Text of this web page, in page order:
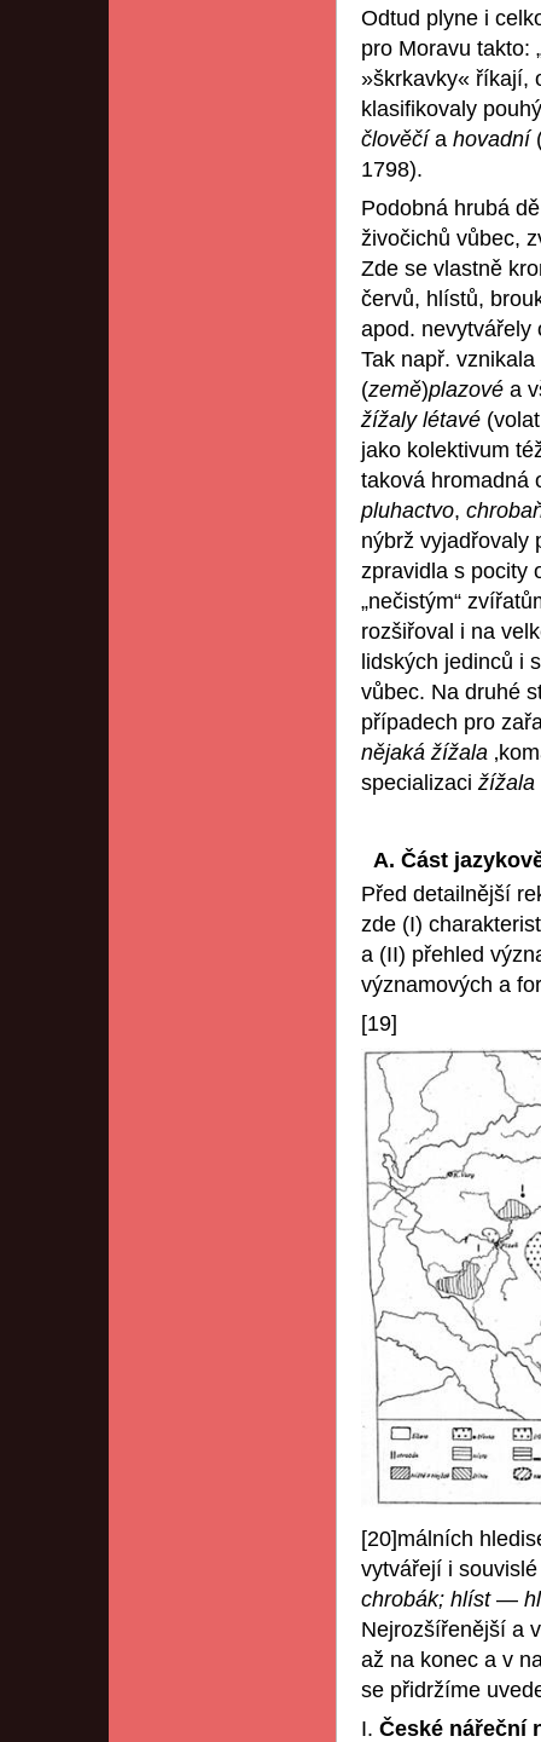
Odtud plyne i
pro Moravu takto:
»škrkavky« říkají,
klasifikovaly
člověčí a hovadní
1798).
Podobná hrubá
živočichů vůbec,
Zde se vlastně
červů, hlístů,
apod. nevytvářely
Tak např.
(země)plazové a
žížaly létavé
jako kolektivum
taková hromadná
pluhactvo,
nýbrž vyjadřovaly
zpravidla s pocity
„nečistým“
rozšiřoval i na
lidských jedinců i
vůbec. Na druhé
případech pro
nějaká žížala
specializacižížala
A. Část
Před detailnější
zde (I)
a (II) přehled
významových a
[19]
[20]málních
vytvářejí i
chrobák; hlíst —
Nejrozšířenější a
až na konec a v
se přidržíme
I. České nářeční